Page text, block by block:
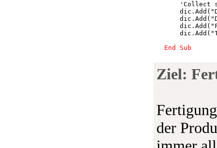
'Collect
        dic.Add
(
        dic.Add
(
        dic.Add
(
        dic.Add
(
End
Sub
Ziel:
der